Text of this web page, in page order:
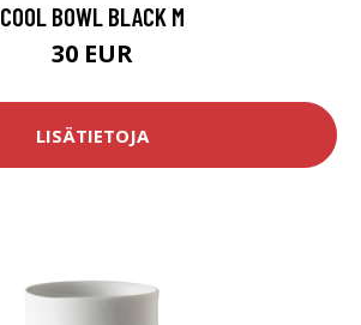
COOL BOWL BLACK M
30 EUR
LISÄTIETOJA